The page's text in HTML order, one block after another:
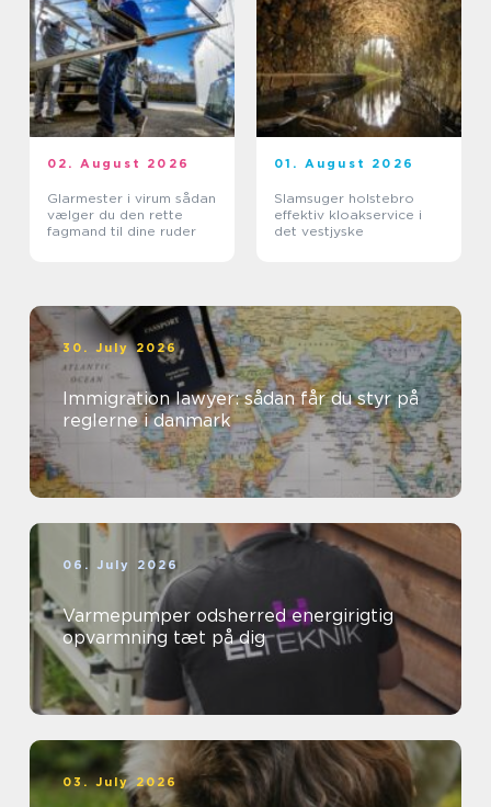
02. August 2026
Glarmester i virum sådan
vælger du den rette
fagmand til dine ruder
01. August 2026
Slamsuger holstebro
effektiv kloakservice i
det vestjyske
30. July 2026
Immigration lawyer: sådan får du styr på
reglerne i danmark
06. July 2026
Varmepumper odsherred energirigtig
opvarmning tæt på dig
03. July 2026